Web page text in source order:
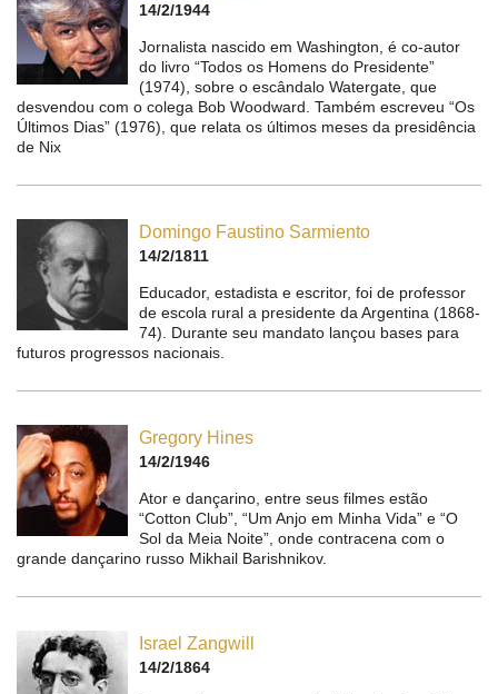
14/2/1944
Jornalista nascido em Washington, é co-autor
do livro “Todos os Homens do Presidente”
(1974), sobre o escândalo Watergate, que
desvendou com o colega Bob Woodward. Também escreveu “Os
Últimos Dias” (1976), que relata os últimos meses da presidência
de Nix
Domingo Faustino Sarmiento
14/2/1811
Educador, estadista e escritor, foi de professor
de escola rural a presidente da Argentina (1868-
74). Durante seu mandato lançou bases para
futuros progressos nacionais.
Gregory Hines
14/2/1946
Ator e dançarino, entre seus filmes estão
“Cotton Club”, “Um Anjo em Minha Vida” e “O
Sol da Meia Noite”, onde contracena com o
grande dançarino russo Mikhail Barishnikov.
Israel Zangwill
14/2/1864